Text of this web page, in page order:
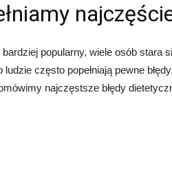
popularny, wiele osób stara
często popełniają pewne
najczęstsze błędy